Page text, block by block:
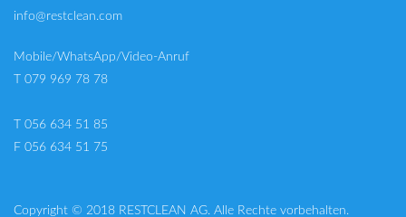
info@restclean.com
Mobile/WhatsApp/Video-Anruf
T 079 969 78 78
T 056 634 51 85
F 056 634 51 75
Copyright © 2018 RESTCLEAN AG. Alle Rechte vorbehalten.